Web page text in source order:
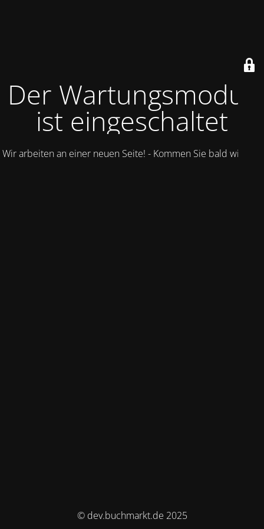
Der Wartungsmodus
ist eingeschaltet
Wir arbeiten an einer neuen Seite! - Kommen Sie bald wieder.
© dev.buchmarkt.de 2025